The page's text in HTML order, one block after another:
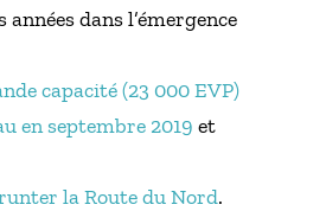
dans l’émergence
capacité (23 000 EVP)
en septembre 2019 et
la Route du Nord.